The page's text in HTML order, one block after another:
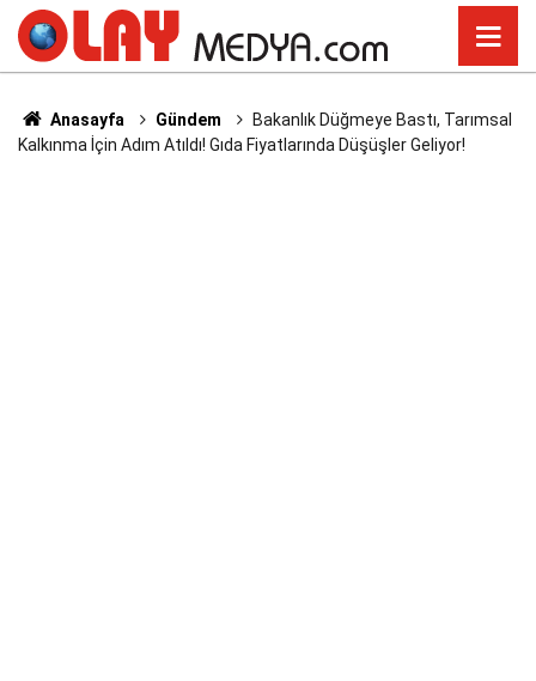
Anasayfa Gündem
Bakanlık Düğmeye Bastı, Tarımsal
Kalkınma İçin Adım Atıldı! Gıda Fiyatlarında Düşüşler Geliyor!